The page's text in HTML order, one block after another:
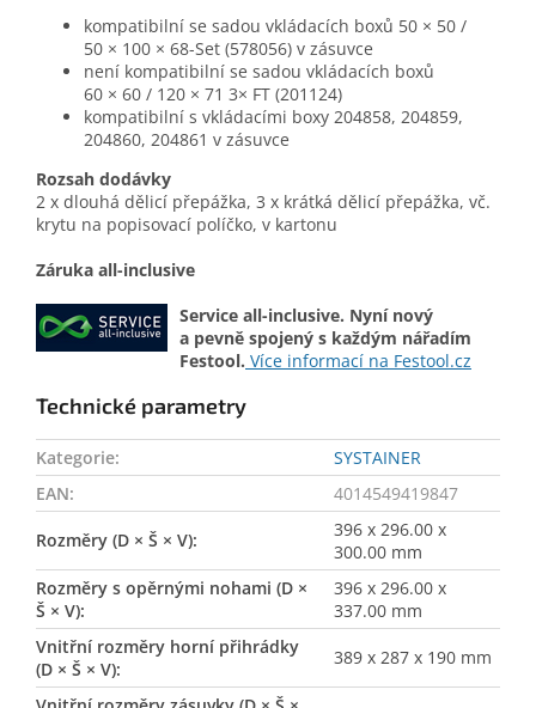
kompatibilní se sadou vkládacích boxů 50 × 50 /
50 × 100 × 68-Set (578056) v zásuvce
není kompatibilní se sadou vkládacích boxů
60 × 60 / 120 × 71 3× FT (201124)
kompatibilní s vkládacími boxy 204858, 204859,
204860, 204861 v zásuvce
Rozsah dodávky
2 x dlouhá dělicí přepážka, 3 x krátká dělicí přepážka, vč.
krytu na popisovací políčko, v kartonu
Záruka all-inclusive
Service all-inclusive. Nyní nový
a pevně spojený s každým nářadím
Festool. Více informací na Festool.cz
Technické parametry
Kategorie:
SYSTAINER
EAN: 4014549419847
Rozměry (D × Š × V):
396 x 296.00 x
300.00 mm
Rozměry s opěrnými nohami (D ×
Š × V):
396 x 296.00 x
337.00 mm
Vnitřní rozměry horní přihrádky
(D × Š × V):
389 x 287 x 190 mm